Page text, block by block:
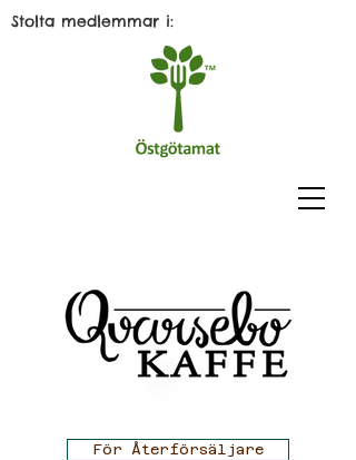
För Återförsäljare
Stolta medlemmar i: